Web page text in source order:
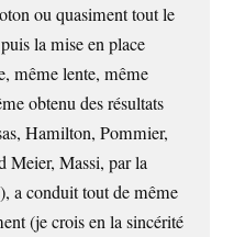
ou quasiment tout le
la mise en place
même lente, même
obtenu des résultats
Hamilton, Pommier,
Meier, Massi, par la
a conduit tout de même
(je crois en la sincérité